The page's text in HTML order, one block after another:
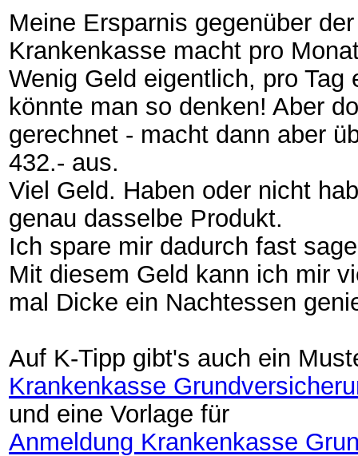
Meine Ersparnis gegenüber
Krankenkasse macht pro
Wenig Geld eigentlich, pro
könnte man so denken! Aber
gerechnet - macht dann aber
432.- aus.
Viel Geld. Haben oder nicht
genau dasselbe Produkt.
Ich spare mir dadurch fast
Mit diesem Geld kann ich mir
mal Dicke ein Nachtessen
Auf K-Tipp gibt's auch ein
Krankenkasse
und eine Vorlage für
Anmeldung Krankenkasse